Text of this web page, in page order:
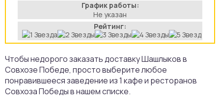
График работы:
Не указан
Рейтинг:
Чтобы недорого заказать доставку Шашлыков в
Совхозе Победе, просто выберите любое
понравившееся заведение из 1 кафе и ресторанов
Совхоза Победы в нашем списке.